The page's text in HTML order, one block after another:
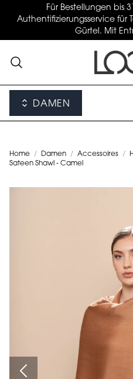
Für Bestellungen bis
Authentifizierungsservice für
Gürtel. Mit
DAMEN
Home / Damen / Accessoires /
Sateen Shawl - Camel